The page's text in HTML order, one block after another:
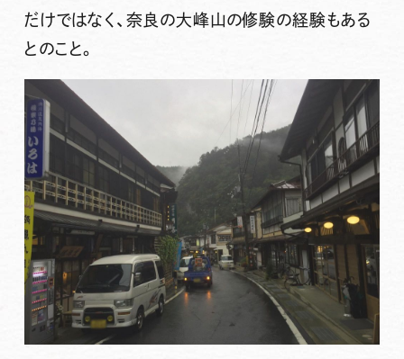
だけではなく、奈良の大峰山の修験の経験もある
とのこと。